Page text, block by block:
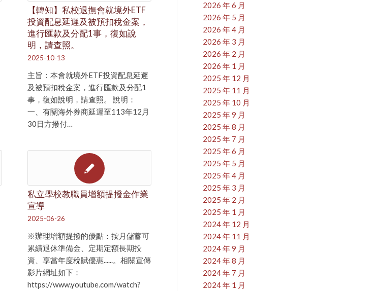
【轉知】私校退撫會就境外ETF
投資配息延遲及被預扣稅金案，
進行匯款及分配1事，復如說
明，請查照。
2025-10-13
主旨：本會就境外ETF投資配息延遲
及被預扣稅金案，進行匯款及分配1
事，復如說明，請查照。 說明：
一、有關海外券商延遲至113年12月
30日方撥付…
私立學校教職員增額提撥金作業
宣導
2025-06-26
※辦理增額提撥的優點：按月儲蓄可
累績退休準備金、定期定額長期投
資、享當年度稅賦優惠......。相關宣傳
影片網址如下：
https://www.youtube.com/watch?
2026 年 6 月
2026 年 5 月
2026 年 4 月
2026 年 3 月
2026 年 2 月
2026 年 1 月
2025 年 12 月
2025 年 11 月
2025 年 10 月
2025 年 9 月
2025 年 8 月
2025 年 7 月
2025 年 6 月
2025 年 5 月
2025 年 4 月
2025 年 3 月
2025 年 2 月
2025 年 1 月
2024 年 12 月
2024 年 11 月
2024 年 9 月
2024 年 8 月
2024 年 7 月
2024 年 1 月